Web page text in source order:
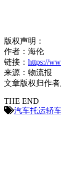
版权声明：
作者：海伦
链接： https://
来源：物流报
文章版权归作者
THE END
汽车托运轿